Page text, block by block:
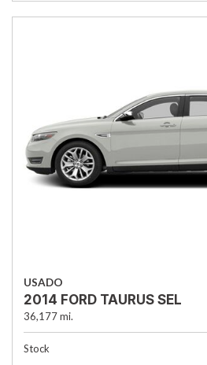
USADO
2014 FORD TAURUS SEL
36,177 mi.
Stock